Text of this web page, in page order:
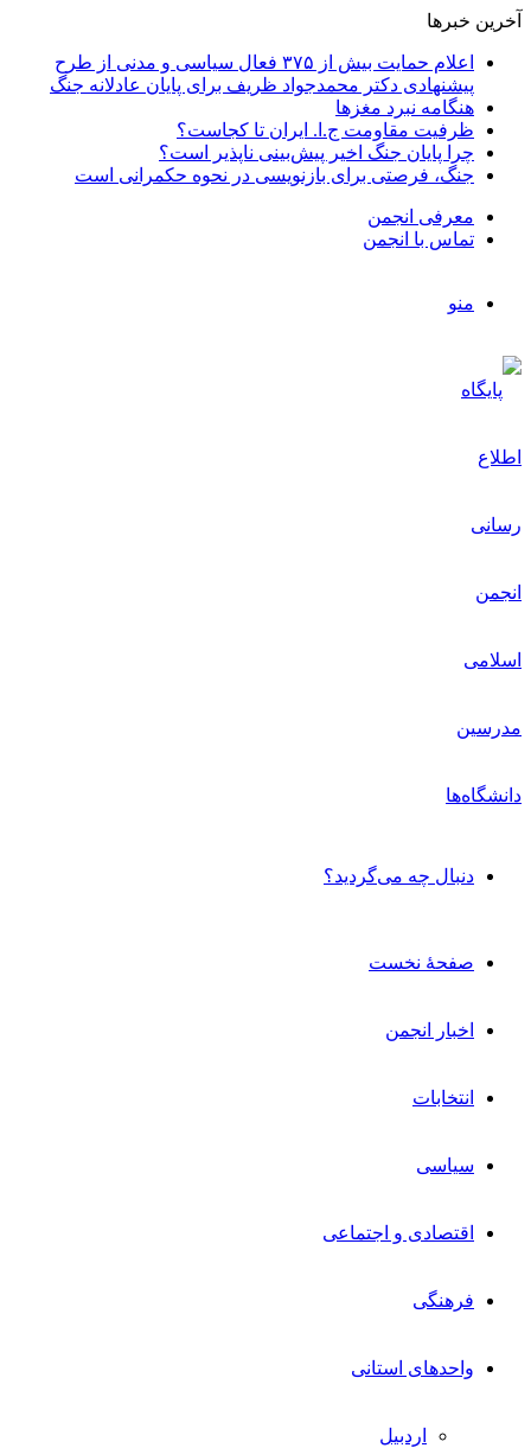
آخرین خبرها
اعلام حمایت بیش از ۳۷۵ فعال سیاسی و مدنی از طرح
پیشنهادی دکتر محمدجواد ظریف برای پایان عادلانه جنگ
هنگامه نبرد مغزها
ظرفیت مقاومت ج.ا. ایران تا کجاست؟
چرا پایان جنگ اخیر پیش‌بینی ناپذیر است؟
جنگ، فرصتی برای بازنویسی در نحوه حکمرانی است
معرفی انجمن
تماس با انجمن
منو
دنبال چه می‌گردید؟
صفحۀ نخست
اخبار انجمن
انتخابات
سیاسی
اقتصادی و اجتماعی
فرهنگی
واحدهای استانی
اردبیل